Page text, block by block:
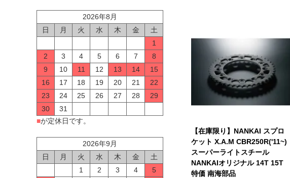
2026年8月
日
月 火 水 木 金
土
1
2
3 4 5 6 7
8
9
10 11 12 13 14
15
16
17 18 19 20 21
22
23
24 25 26 27 28
29
30
31
■が定休日です。
2026年9月
日
月 火 水 木 金
土
1
2 3 4
5
【在庫限り】NANKAI スプロ
ケット X.A.M CBR250R('11~)
スーパーライトスチール
NANKAIオリジナル 14T 15T
特価 南海部品